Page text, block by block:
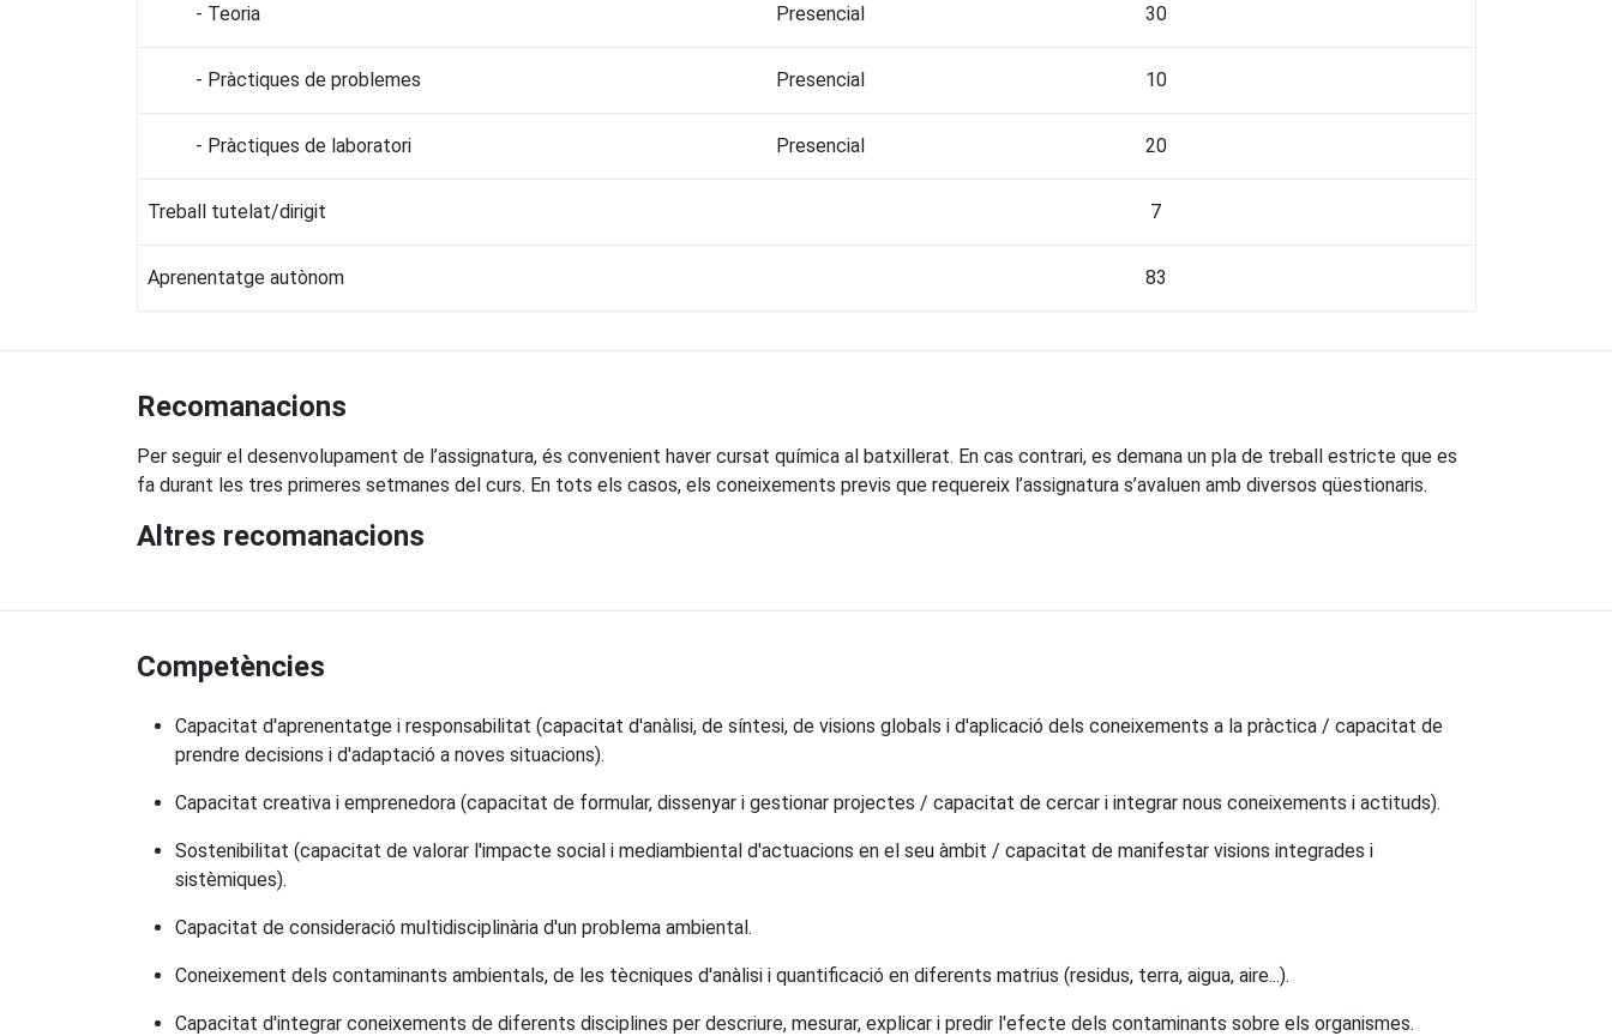
- Teoria Presencial 30
- Pràctiques de problemes Presencial 10
- Pràctiques de laboratori Presencial 20
Treball tutelat/dirigit 7
Aprenentatge autònom 83
Recomanacions
Per seguir el desenvolupament de l’assignatura, és convenient haver cursat química al batxillerat. En cas contrari, es demana un pla de treball estricte que es
fa durant les tres primeres setmanes del curs. En tots els casos, els coneixements previs que requereix l’assignatura s’avaluen amb diversos qüestionaris.
Altres recomanacions
Competències
Capacitat d'aprenentatge i responsabilitat (capacitat d'anàlisi, de síntesi, de visions globals i d'aplicació dels coneixements a la pràctica / capacitat de
prendre decisions i d'adaptació a noves situacions).
Capacitat creativa i emprenedora (capacitat de formular, dissenyar i gestionar projectes / capacitat de cercar i integrar nous coneixements i actituds).
Sostenibilitat (capacitat de valorar l'impacte social i mediambiental d'actuacions en el seu àmbit / capacitat de manifestar visions integrades i
sistèmiques).
Capacitat de consideració multidisciplinària d'un problema ambiental.
Coneixement dels contaminants ambientals, de les tècniques d'anàlisi i quantificació en diferents matrius (residus, terra, aigua, aire...).
Capacitat d'integrar coneixements de diferents disciplines per descriure, mesurar, explicar i predir l'efecte dels contaminants sobre els organismes.